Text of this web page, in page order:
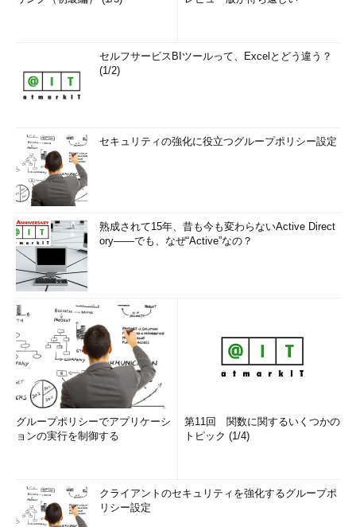
セルフサービスBIツールって、Excelとどう違う？
(1/2)
セキュリティの強化に役立つグループポリシー設定
熟成されて15年、昔も今も変わらないActive Direct
ory――でも、なぜ“Active”なの？
グループポリシーでアプリケーシ
ョンの実行を制御する
第11回 関数に関するいくつかの
トピック (1/4)
クライアントのセキュリティを強化するグループポ
リシー設定